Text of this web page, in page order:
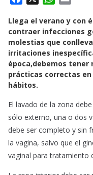
c
e
b
o
o
k
a
t
s
A
p
a
i
l
Llega el verano y con
contraer infecciones
molestias que
irritaciones
época,debemos tener
prácticas correctas
hábitos.
El lavado de la zona
sólo externo, una o dos
debe ser completo y sin
la vagina, salvo que el
vaginal para tratamiento